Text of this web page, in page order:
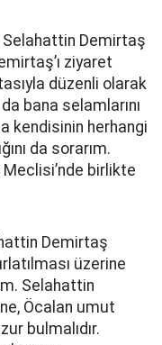
Selahattin Demirtaş
ziyaret
düzenli olarak
bana selamlarını
kendisinin herhangi
da sorarım.
birlikte
Demirtaş
üzerine
Selahattin
Öcalan umut
bulmalıdır.